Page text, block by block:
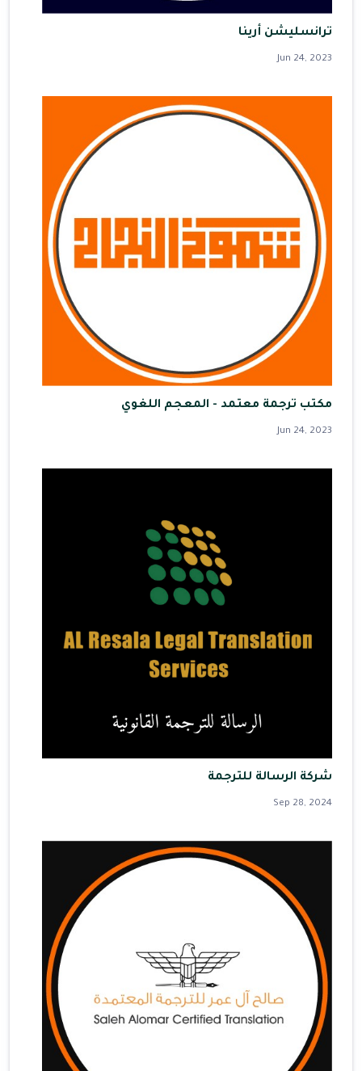
ترانسليشن أرينا
Jun 24, 2023
مكتب ترجمة معتمد - المعجم اللغوي
Jun 24, 2023
شركة الرسالة للترجمة
Sep 28, 2024